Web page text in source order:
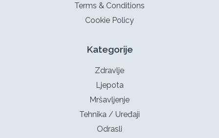
Terms & Conditions
Cookie Policy
Kategorije
Zdravlje
Ljepota
Mršavljenje
Tehnika / Uređaji
Odrasli